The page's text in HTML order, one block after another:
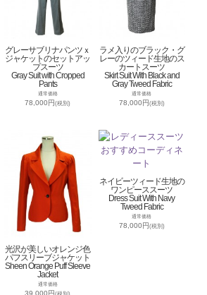
グレーサブリナパンツｘ
ジャケットのセットアッ
プスーツ
Gray Suit with Cropped
Pants
通常価格
78,000円(税別)
ラメ入りのブラック・グ
レーのツィード生地のス
カートスーツ
Skirt Suit With Black and
Gray Tweed Fabric
通常価格
78,000円(税別)
光沢が美しいオレンジ色
パフスリーブジャケット
Sheen Orange Puff Sleeve
Jacket
通常価格
39,000円
ネイビーツィード生地の
ワンピーススーツ
Dress Suit With Navy
Tweed Fabric
通常価格
78,000円(税別)